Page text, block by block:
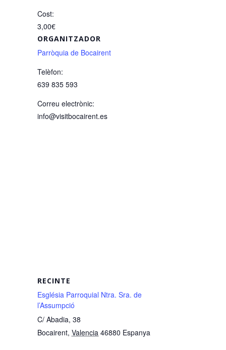
Cost:
3,00€
ORGANITZADOR
Parròquia de Bocairent
Telèfon:
639 835 593
Correu electrònic:
info@visitbocairent.es
RECINTE
Església Parroquial Ntra. Sra. de
l’Assumpció
C/ Abadia, 38
Bocairent, Valencia 46880 Espanya